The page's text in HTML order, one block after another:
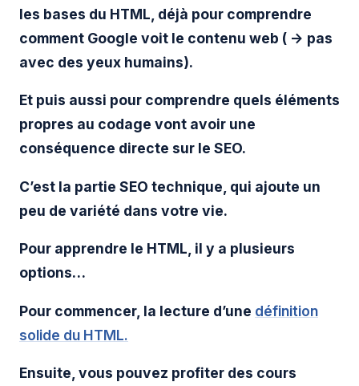
les bases du HTML, déjà pour comprendre
comment Google voit le contenu web ( -> pas
avec des yeux humains).
Et puis aussi pour comprendre quels éléments
propres au codage vont avoir une
conséquence directe sur le SEO.
C’est la partie SEO technique, qui ajoute un
peu de variété dans votre vie.
Pour apprendre le HTML, il y a plusieurs
options…
Pour commencer, la lecture d’une définition
solide du HTML.
Ensuite, vous pouvez profiter des cours